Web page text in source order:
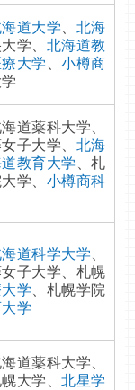
道大学
北海
学、 北海道教
大学 、小樽商
海道薬科大学、
女子大学、 北海
教育大学 、札
学、 小樽商科
道科学大学
女子大学、札幌
学 、札幌学院
学
海道薬科大学、
大学、北星学